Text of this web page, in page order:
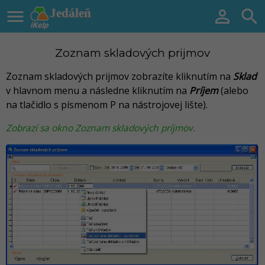
Jedáleň
  
Zoznam skladových prijmov
Zoznam skladových prijmov zobrazíte kliknutím na Sklad
v hlavnom menu a následne kliknutím na Príjem(alebo
na tlačidlo s písmenom P na nástrojovej lište).
Zobrazí sa okno Zoznam skladových príjmov.